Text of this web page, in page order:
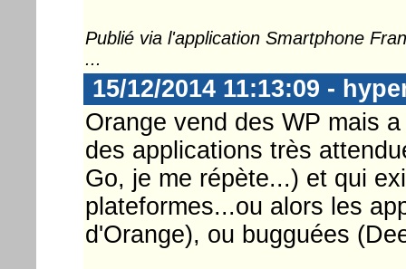
Publié via l'application Smartphone
...
15/12/2014 11:13:09 -
Orange vend des WP mais
des applications très
Go, je me répète...) et qui
plateformes...ou alors les
d'Orange), ou bugguées